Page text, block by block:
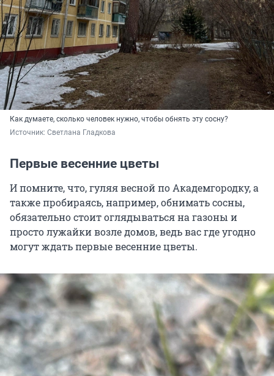
Как думаете, сколько человек нужно, чтобы обнять эту сосну?
Источник: Светлана Гладкова
Первые весенние цветы
И помните, что, гуляя весной по Академгородку, а
также пробираясь, например, обнимать сосны,
обязательно стоит оглядываться на газоны и
просто лужайки возле домов, ведь вас где угодно
могут ждать первые весенние цветы.